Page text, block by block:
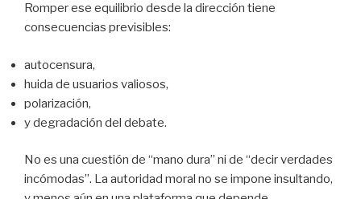
Romper ese equilibrio desde la dirección tiene
consecuencias previsibles:
autocensura,
huida de usuarios valiosos,
polarización,
y degradación del debate.
No es una cuestión de “mano dura” ni de “decir verdades
incómodas”. La autoridad moral no se impone insultando,